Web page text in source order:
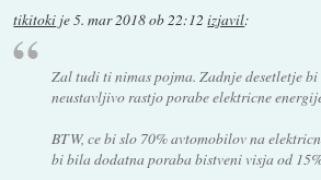
tikitoki je5. mar 2018 ob 22:12 izjavil:
Zal tudi ti nimas pojma. Zadnje desetletje bi
neustavljivo rastjo porabe elektricne
BTW, ce bi slo 70% avtomobilov na
bi bila dodatna poraba bistveni visja od